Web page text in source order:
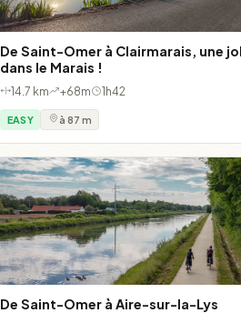
De Saint-Omer à Clairmarais, une
dans le Marais !
14.7 km +68m 1h42
EASY à 87 m
De Saint-Omer à Aire-sur-la-Lys